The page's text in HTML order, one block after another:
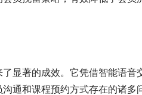
显著的成效。它凭借智能语音
通和课程预约方式存在的诸多